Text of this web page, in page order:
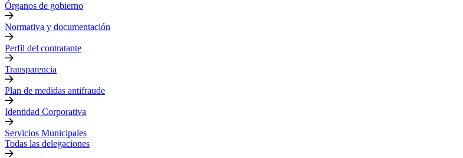
Órganos de gobierno
Normativa y documentación
Perfil del contratante
Transparencia
Plan de medidas antifraude
Identidad Corporativa
Servicios Municipales
Todas las delegaciones